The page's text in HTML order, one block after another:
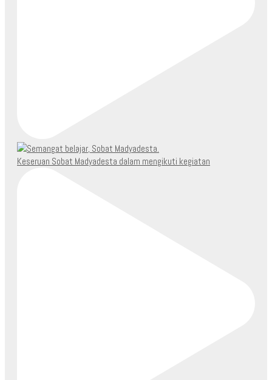
Keseruan Sobat Madyadesta dalam mengikuti kegiatan